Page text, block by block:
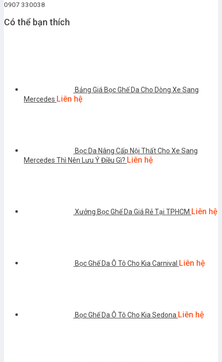
0907 330038
Có thể bạn thích
Bảng Giá Bọc Ghế Da Cho Dòng Xe Sang
Mercedes Liên hệ
Bọc Da Nâng Cấp Nội Thất Cho Xe Sang
Mercedes Thì Nên Lưu Ý Điều Gì? Liên hệ
Xưởng Bọc Ghế Da Giá Rẻ Tại TPHCM Liên hệ
Bọc Ghế Da Ô Tô Cho Kia Carnival Liên hệ
Bọc Ghế Da Ô Tô Cho Kia Sedona Liên hệ